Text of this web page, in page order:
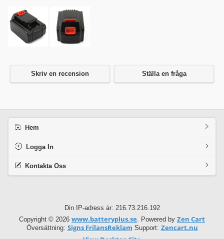
Skriv en recension Ställa en fråga
Hem
Logga In
Kontakta Oss
Din IP-adress är: 216.73.216.192
Copyright © 2026 www.batteryplus.se. Powered by Zen Cart
Översättning: Signs FrilansReklam Support: Zencart.nu